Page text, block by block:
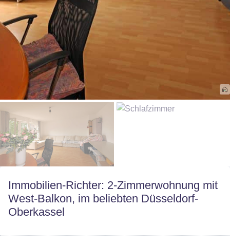
Immobilien-Richter: 2-Zimmerwohnung mit
West-Balkon, im beliebten Düsseldorf-
Oberkassel